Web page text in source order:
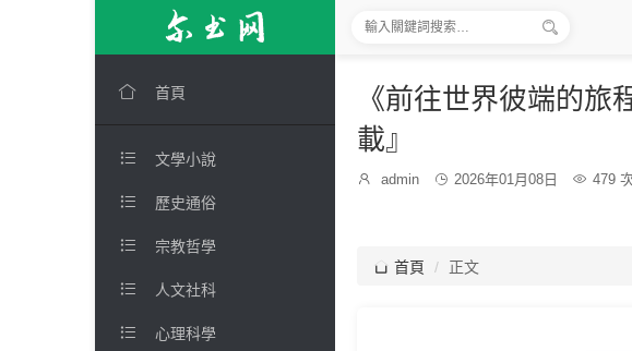

 首頁
 文學小說
 歷史通俗
 宗教哲學
 人文社科
 心理科學
《前往世界彼端的旅
載』

博
admin  發
2026年01月08日  479
 首頁 正文